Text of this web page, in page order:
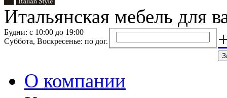
Итальянская мебель для
Будни: с 10:00 до 19:00
Суббота, Воскресенье: по дог.
О компании